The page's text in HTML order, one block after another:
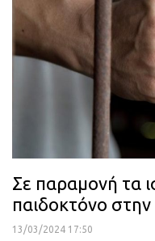
Σε παραμονή τα
παιδοκτόνο
13/03/2024 17:50